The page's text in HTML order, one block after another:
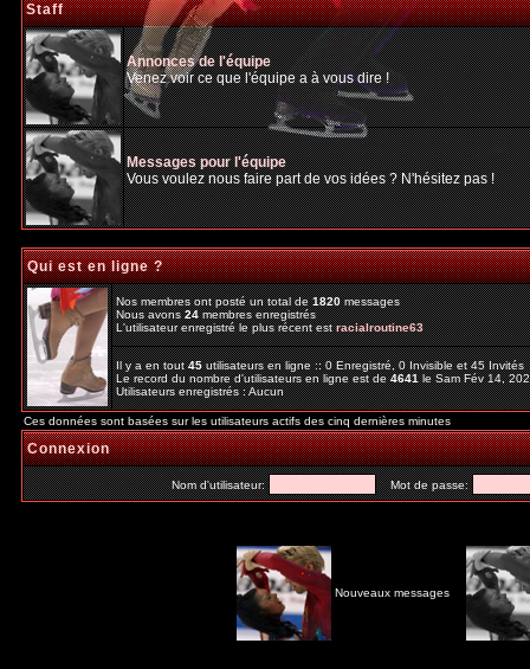
Staff
Annonces de l'équipe
Venez voir ce que l'équipe a à vous dire !
Messages pour l'équipe
Vous voulez nous faire part de vos idées ? N'hésitez pas !
Qui est en ligne ?
Nos membres ont posté un total de1820messages
Nous avons24membres enregistrés
L'utilisateur enregistré le plus récent estracialroutine63
Il y a en tout45utilisateurs en ligne :: 0 Enregistré, 0 Invisible et 45
Le record du nombre d'utilisateurs en ligne est de4641le Sam Fév 14,
Utilisateurs enregistrés : Aucun
Ces données sont basées sur les utilisateurs actifs des cinq dernières minutes
Connexion
Nom d'utilisateur: Mot de passe:
Nouveaux messages